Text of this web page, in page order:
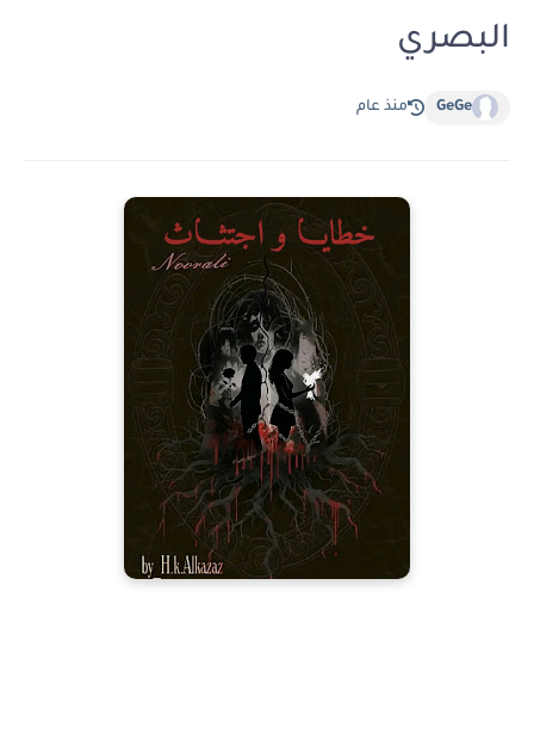
البصري
GeGe منذ عام